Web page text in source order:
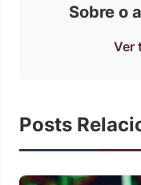
Sobre o
Ver
Posts